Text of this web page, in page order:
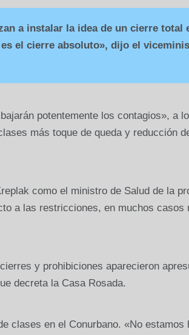
a instalar la idea de un cierre total
el cierre absoluto», dijo el
potentemente los contagios», a
más toque de queda y reducción
como el ministro de Salud de la
a las restricciones, en muchos casos
y prohibiciones aparecieron
decreta la Casa Rosada.
clases en el Conurbano. «No estamos